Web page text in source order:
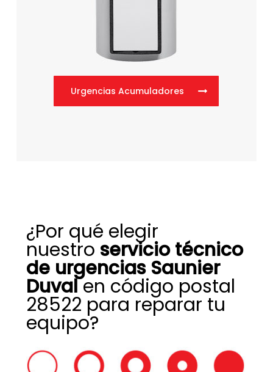
Urgencias Acumuladores
¿Por qué elegir
nuestro servicio técnico
de urgencias Saunier
Duvalen código postal
28522 para reparar tu
equipo?